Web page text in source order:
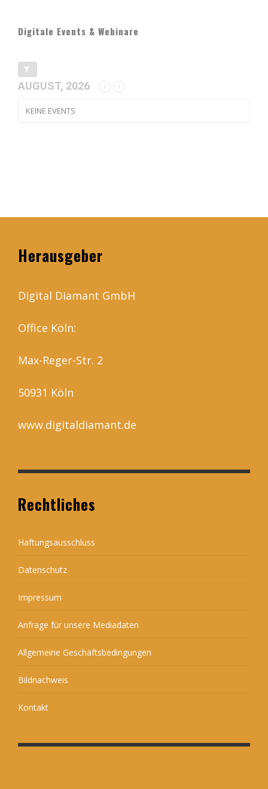
Digitale Events & Webinare
AUGUST, 2026
KEINE EVENTS
Herausgeber
Digital Diamant GmbH
Office Köln:
Max-Reger-Str. 2
50931 Köln
www.digitaldiamant.de
Rechtliches
Haftungsausschluss
Datenschutz
Impressum
Anfrage für unsere Mediadaten
Allgemeine Geschäftsbedingungen
Bildnachweis
Kontakt